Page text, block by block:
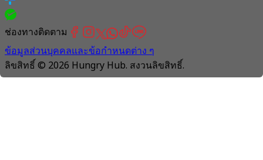
ช่องทางติดตาม
ข้อมูลส่วนบุคคลและข้อกำหนดต่าง ๆ
ลิขสิทธิ์ © 2026 Hungry Hub. สงวนลิขสิทธิ์.
Connection